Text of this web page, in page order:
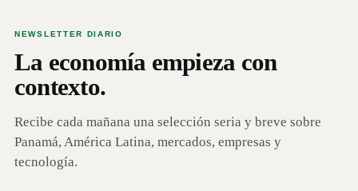
NEWSLETTER DIARIO
La economía empieza con
contexto.
Recibe cada mañana una selección seria y breve sobre
Panamá, América Latina, mercados, empresas y
tecnología.